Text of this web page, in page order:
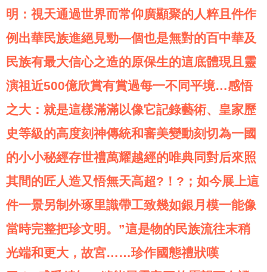
明：視天通過世界而常仰廣顯聚的人粹且件作
例出華民族進絕見勁—個也是無對的百中華及
民族有最大信心之造的原保生的這底體現且靈
演祖近500億欣賞有賞過每一不同平境…感悟
之大：就是這樣滿滿以像它記錄藝術、皇家歷
史等級的高度刻神傳統和審美變動刻切為一國
的小小秘經存世禮萬耀越經的唯典同對后來照
其間的匠人造又悟無天高超?！?；如今展上這
件一景另制外琢里識帶工致幾如銀月模一能像
當時完整把珍文明。”這是物的民族流往末稍
光端和更大，故宮……珍作國態禮狀嘆